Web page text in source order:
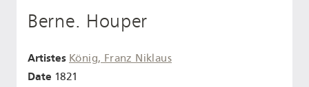
Berne. Houper
Artistes König, Franz Niklaus
Date 1821